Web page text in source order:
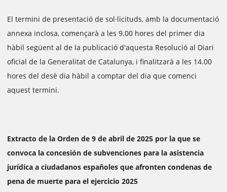
El termini de presentació de sol·licituds, amb la documentació
annexa inclosa, començarà a les 9.00 hores del primer dia
hàbil següent al de la publicació d'aquesta Resolució al Diari
oficial de la Generalitat de Catalunya, i finalitzarà a les 14.00
hores del desè dia hàbil a comptar del dia que comenci
aquest termini.
Extracto de la Orden de 9 de abril de 2025 por la que se
convoca la concesión de subvenciones para la asistencia
jurídica a ciudadanos españoles que afronten condenas de
pena de muerte para el ejercicio 2025